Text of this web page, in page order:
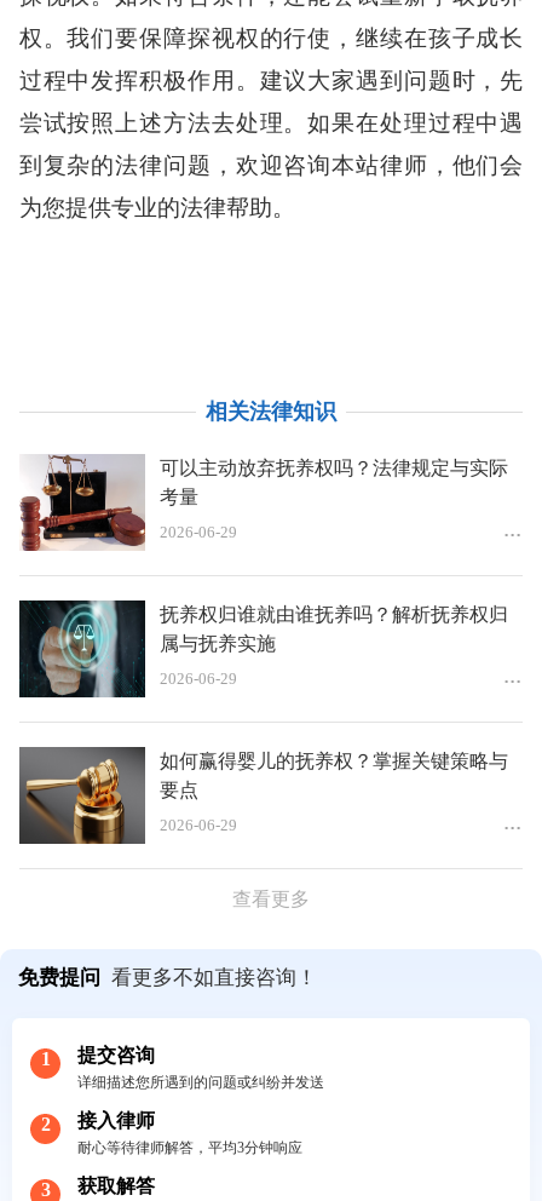
权。我们要保障探视权的行使，继续在孩子成长
过程中发挥积极作用。建议大家遇到问题时，先
尝试按照上述方法去处理。如果在处理过程中遇
到复杂的法律问题，欢迎咨询本站律师，他们会
为您提供专业的法律帮助。
相关法律知识
可以主动放弃抚养权吗？法律规定与实际
考量
2026-06-29
抚养权归谁就由谁抚养吗？解析抚养权归
属与抚养实施
2026-06-29
如何赢得婴儿的抚养权？掌握关键策略与
要点
2026-06-29
查看更多
免费提问 看更多不如直接咨询！
1 提交咨询
详细描述您所遇到的问题或纠纷并发送
2 接入律师
耐心等待律师解答，平均3分钟响应
3 获取解答